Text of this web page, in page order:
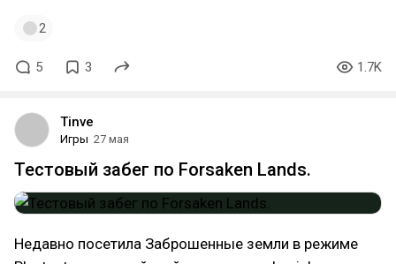
2
5 3 1.7K
Tinve
Игры 27 мая
Тестовый забег по Forsaken Lands.
Недавно посетила Заброшенные земли в режиме